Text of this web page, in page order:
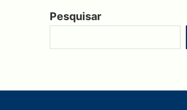
Pesquisar